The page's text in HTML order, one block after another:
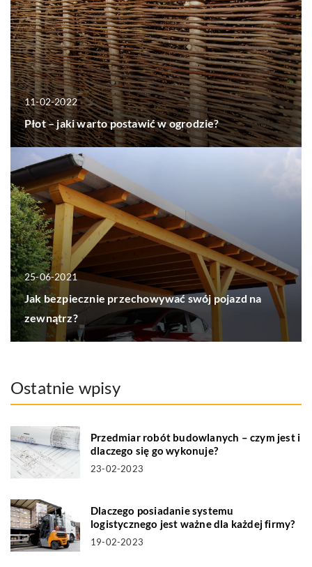
11-02-2022
Płot – jaki warto postawić w ogrodzie?
25-06-2021
Jak bezpiecznie przechowywać swój pojazd na
zewnątrz?
Ostatnie wpisy
Przedmiar robót budowlanych – czym jest i
dlaczego się go wykonuje?
23-02-2023
Dlaczego posiadanie systemu
logistycznego jest ważne dla każdej firmy?
19-02-2023